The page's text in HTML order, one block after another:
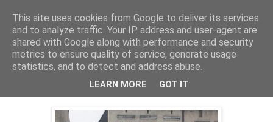
czwartek, 28 listopada 2019
Spotkałem Charlie Chaplina (2116)
This site uses cookies from Google to deliver its services
and to analyze traffic. Your IP address and user-agent are
shared with Google along with performance and security
metrics to ensure quality of service, generate usage
statistics, and to detect and address abuse.
LEARN MORE GOT IT